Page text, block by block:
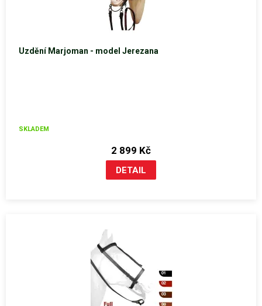
Uzdění Marjoman - model Jerezana
SKLADEM
2 899 Kč